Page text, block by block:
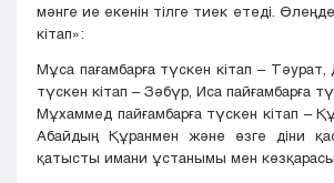
мәнге ие екенін тілге тиек етеді.
кітап»:
Мұса пағамбарға түскен кітап – Тәурат,
түскен кітап – Зәбүр, Иса пайғамбарға
Мұхаммед пайғамбарға түскен кітап –
Абайдың Құранмен және өзге діни
қатысты имани ұстанымы мен